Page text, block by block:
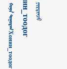
ᠬᠣᠨᠢᠨ ᠲᠣᠭᠣᠳᠠᠭХонин_тоодог